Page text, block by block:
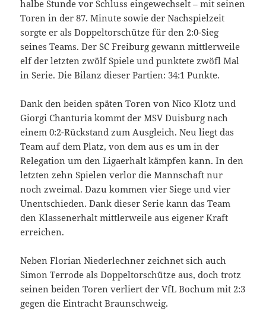
halbe Stunde vor Schluss eingewechselt – mit seinen
Toren in der 87. Minute sowie der Nachspielzeit
sorgte er als Doppeltorschütze für den 2:0-Sieg
seines Teams. Der SC Freiburg gewann mittlerweile
elf der letzten zwölf Spiele und punktete zwöfl Mal
in Serie. Die Bilanz dieser Partien: 34:1 Punkte.
Dank den beiden späten Toren von Nico Klotz und
Giorgi Chanturia kommt der MSV Duisburg nach
einem 0:2-Rückstand zum Ausgleich. Neu liegt das
Team auf dem Platz, von dem aus es um in der
Relegation um den Ligaerhalt kämpfen kann. In den
letzten zehn Spielen verlor die Mannschaft nur
noch zweimal. Dazu kommen vier Siege und vier
Unentschieden. Dank dieser Serie kann das Team
den Klassenerhalt mittlerweile aus eigener Kraft
erreichen.
Neben Florian Niederlechner zeichnet sich auch
Simon Terrode als Doppeltorschütze aus, doch trotz
seinen beiden Toren verliert der VfL Bochum mit 2:3
gegen die Eintracht Braunschweig.